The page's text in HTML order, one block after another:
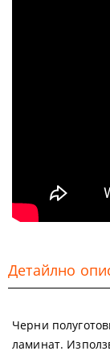
Детайлно
Черни
ламинат.